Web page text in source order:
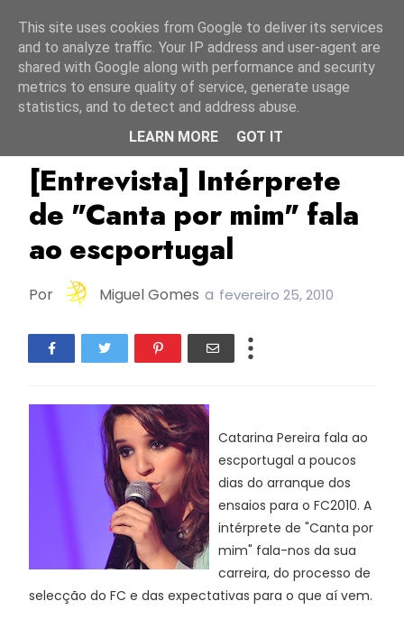
Entrevistas FC2010
[Entrevista] Intérprete
de "Canta por mim" fala
ao escportugal
Por Miguel Gomes a fevereiro 25, 2010
Catarina Pereira fala ao
escportugal a poucos
dias do arranque dos
ensaios para o FC2010. A
intérprete de "Canta por
mim" fala-nos da sua
carreira, do processo de
selecção do FC e das expectativas para o que aí vem.
This site uses cookies from Google to deliver its services
and to analyze traffic. Your IP address and user-agent are
shared with Google along with performance and security
metrics to ensure quality of service, generate usage
statistics, and to detect and address abuse.
LEARN MORE
GOT IT